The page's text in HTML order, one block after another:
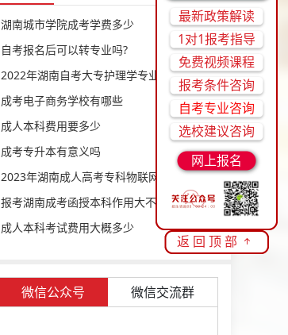
湖南城市学院成考学费多少
自考报名后可以转专业吗?
成考电子商务学校有哪些
成人本科费用要多少
成考专升本有意义吗
报考湖南成考函授本科作用大不大
成人本科考试费用大概多少
微信公众号 微信交流群
最新政策解读
1对1报考指导
免费视频课程
报考条件咨询
自考专业咨询
选校建议咨询
网上报名
返回顶部